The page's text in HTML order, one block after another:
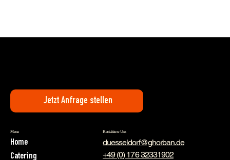
Menu
Home
Catering
Kontaktiere Uns
duesseldorf@ghorban.de
+49 (0) 176 32331902
Jetzt Anfrage stellen